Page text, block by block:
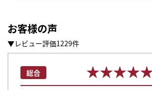
お客様の声
▼レビュー評価1229件
総合